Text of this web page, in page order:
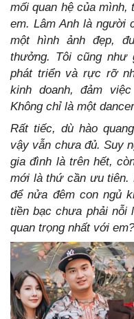
mối quan hệ của mình,
em. Lâm Anh là người
một hình ảnh đẹp,
thưởng. Tôi cũng như
phát triển và rực rỡ
kinh doanh, đảm
Không chỉ là một
Rất tiếc, dù hào
vậy vẫn chưa đủ. Suy
gia đình là trên hết,
mới là thứ cần ưu tiên.
để nửa đêm con ngủ
tiền bạc chưa phải nỗi
quan trọng nhất với em?